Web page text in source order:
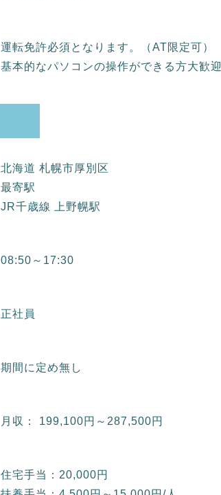
運転免許必須となります。（AT限定可）
基本的なパソコンの操作ができる方大歓迎
北海道 札幌市厚別区
最寄駅
JR千歳線 上野幌駅
08:50～17:30
正社員
期間に定め無し
月収： 199,100円～287,500円
住宅手当：20,000円